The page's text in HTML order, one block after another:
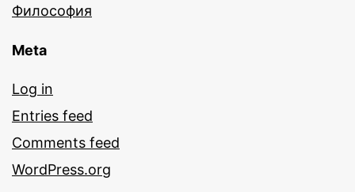
Философия
Meta
Log in
Entries feed
Comments feed
WordPress.org